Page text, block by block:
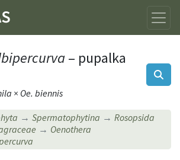
– pupalka
× Oe. biennis
Spermatophytina
Rosopsida
Oenothera